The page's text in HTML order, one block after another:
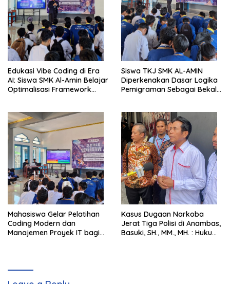
Edukasi Vibe Coding di Era
AI: Siswa SMK Al-Amin Belajar
Optimalisasi Framework
Siswa TKJ SMK AL-AMIN
Diperkenakan Dasar Logika
Pemigraman Sebagai Bekal
Mahasiswa Gelar Pelatihan
Coding Modern dan
Manajemen Proyek IT bagi
Kasus Dugaan Narkoba
Jerat Tiga Polisi di Anambas,
Basuki, SH., MM., MH. : Hukum